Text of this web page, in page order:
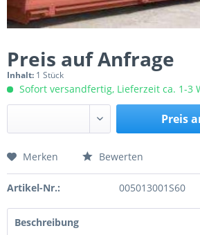
Preis auf Anfrage
Inhalt: 1 Stück
Sofort versandfertig, Lieferzeit ca. 1-3
Preis
Preis anfragen
Merken Bewerten
Artikel-Nr.: 005013001S60
Beschreibung